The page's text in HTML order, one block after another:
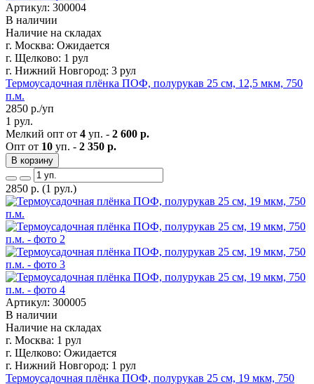
Артикул: 300004
В наличии
Наличие на складах
г. Москва: Ожидается
г. Щелково: 1 рул
г. Нижний Новгород: 3 рул
Термоусадочная плёнка ПОФ, полурукав 25 см, 12,5 мкм, 750
п.м.
2850 р./уп
1 рул.
Мелкий опт от 4 уп. - 2 600 р.
Опт от 10 уп. - 2 350 р.
В корзину
2850 р. (1 рул.)
Артикул: 300005
В наличии
Наличие на складах
г. Москва: 1 рул
г. Щелково: Ожидается
г. Нижний Новгород: 1 рул
Термоусадочная плёнка ПОФ, полурукав 25 см, 19 мкм, 750